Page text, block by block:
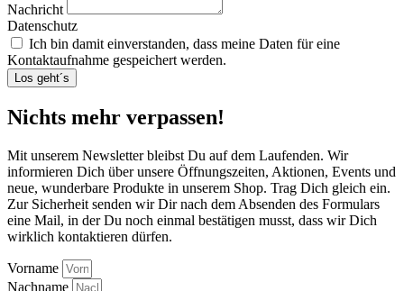
Nachricht
Datenschutz
Ich bin damit einverstanden, dass meine Daten für eine
Kontaktaufnahme gespeichert werden.
Los geht´s
Nichts mehr verpassen!
Mit unserem Newsletter bleibst Du auf dem Laufenden. Wir
informieren Dich über unsere Öffnungszeiten, Aktionen, Events und
neue, wunderbare Produkte in unserem Shop. Trag Dich gleich ein.
Zur Sicherheit senden wir Dir nach dem Absenden des Formulars
eine Mail, in der Du noch einmal bestätigen musst, dass wir Dich
wirklich kontaktieren dürfen.
Vorname
Nachname